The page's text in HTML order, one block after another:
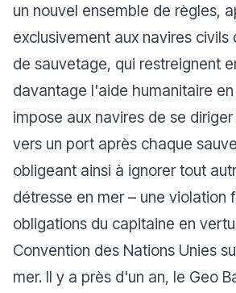
un nouvel ensemble de règles,
exclusivement aux navires
de sauvetage, qui restreignent
davantage l'aide humanitaire
impose aux navires de se
vers un port après chaque
obligeant ainsi à ignorer tout
détresse en mer – une violation
obligations du capitaine en
Convention des Nations Unies
mer. Il y a près d'un an, le Geo